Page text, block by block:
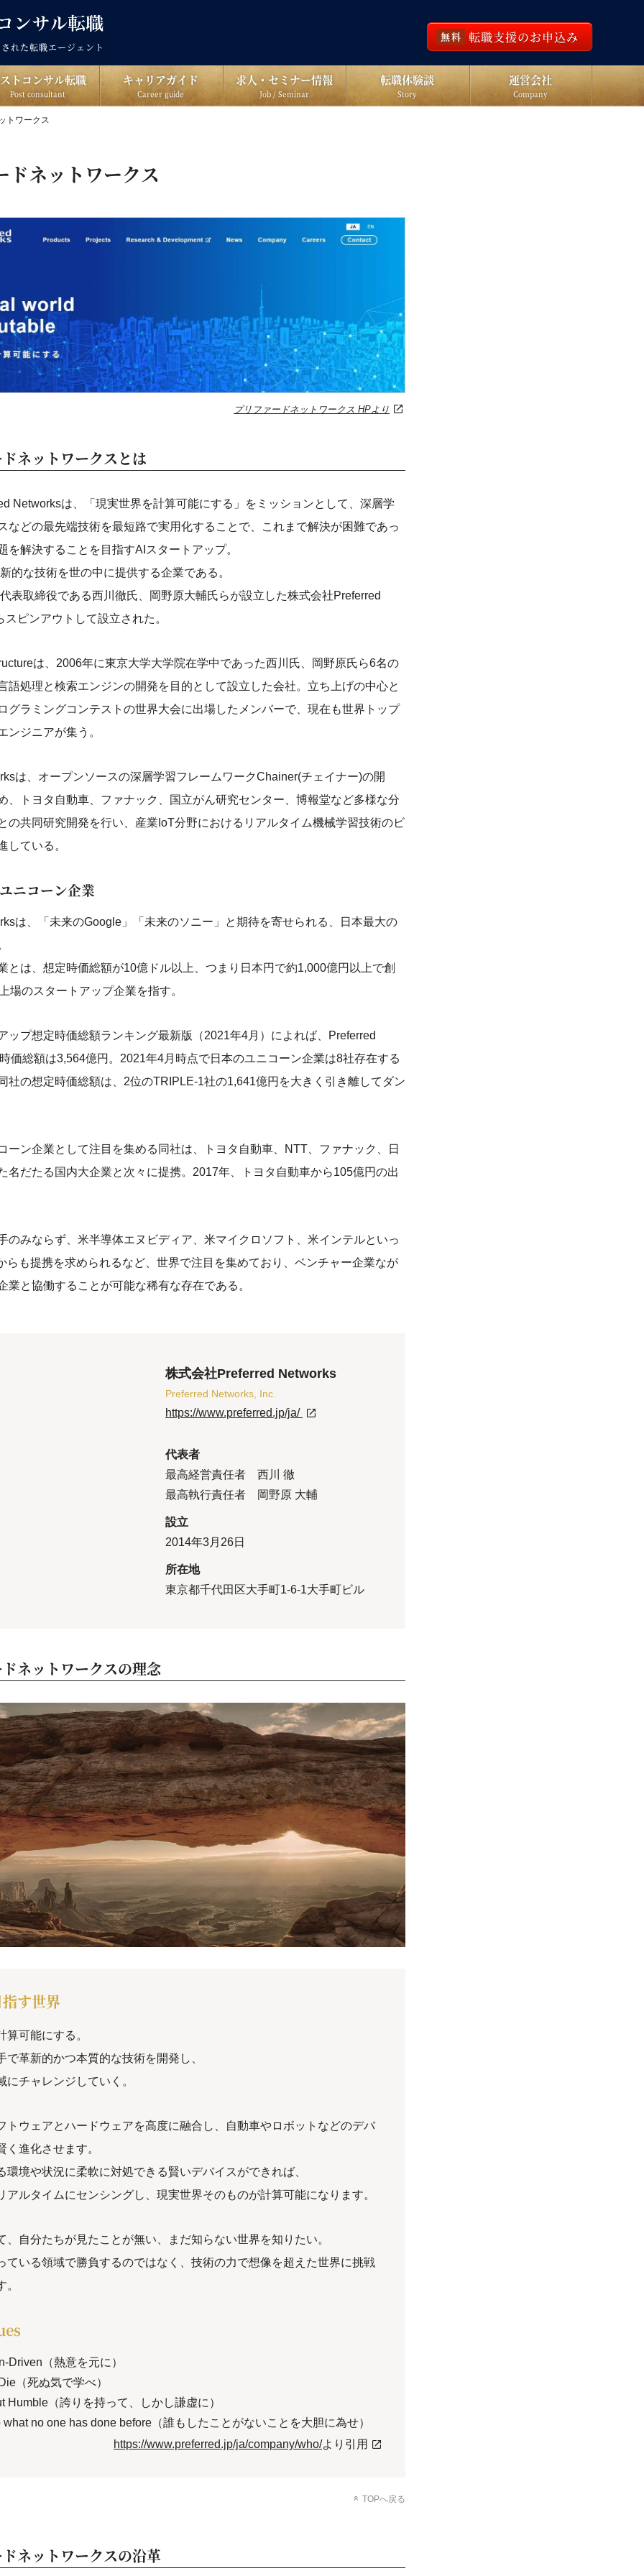
れた転職エージェント
無料 転職支援のお申込み
トコンサル転職
Post consultant
キャリアガイド
Career guide
求人・セミナー情報
Job / Seminar
転職体験談
Story
運営会社
Company
トワークス
ドネットワークス
プリファードネットワークス HPより
ネットワークスとは
Networksは、「現実世界を計算可能にする」をミッションとして、深層学
などの最先端技術を最短路で実用化することで、これまで解決が困難であっ
を解決することを目指すAIスタートアップ。
的な技術を世の中に提供する企業である。
表取締役である西川徹氏、岡野原大輔氏らが設立した株式会社Preferred
スピンアウトして設立された。
は、2006年に東京大学大学院在学中であった西川氏、岡野原氏ら6名の
語処理と検索エンジンの開発を目的として設立した会社。立ち上げの中心と
グラミングコンテストの世界大会に出場したメンバーで、現在も世界トップ
ンジニアが集う。
は、オープンソースの深層学習フレームワークChainer(チェイナー)の開
、トヨタ自動車、ファナック、国立がん研究センター、博報堂など多様な分
の共同研究開発を行い、産業IoT分野におけるリアルタイム機械学習技術のビ
している。
ニコーン企業
は、「未来のGoogle」「未来のソニー」と期待を寄せられる、日本最大の
とは、想定時価総額が10億ドル以上、つまり日本円で約1,000億円以上で創
場のスタートアップ企業を指す。
ップ想定時価総額ランキング最新版（2021年4月）によれば、Preferred
価総額は3,564億円。2021年4月時点で日本のユニコーン企業は8社存在する
社の想定時価総額は、2位のTRIPLE-1社の1,641億円を大きく引き離してダン
ーン企業として注目を集める同社は、トヨタ自動車、NTT、ファナック、日
名だたる国内大企業と次々に提携。2017年、トヨタ自動車から105億円の出
のみならず、米半導体エヌビディア、米マイクロソフト、米インテルといっ
らも提携を求められるなど、世界で注目を集めており、ベンチャー企業なが
業と協働することが可能な稀有な存在である。
株式会社Preferred Networks
Preferred Networks, Inc.
https://www.preferred.jp/ja/
代表者
最高経営責任者 西川 徹
最高執行責任者 岡野原 大輔
設立
2014年3月26日
所在地
東京都千代田区大手町1-6-1大手町ビル
ネットワークスの理念
す世界
算可能にする。
で革新的かつ本質的な技術を開発し、
にチャレンジしていく。
トウェアとハードウェアを高度に融合し、自動車やロボットなどのデバ
く進化させます。
環境や状況に柔軟に対処できる賢いデバイスができれば、
アルタイムにセンシングし、現実世界そのものが計算可能になります。
、自分たちが見たことが無い、まだ知らない世界を知りたい。
ている領域で勝負するのではなく、技術の力で想像を超えた世界に挑戦
Driven（熱意を元に）
（死ぬ気で学べ）
Humble（誇りを持って、しかし謙虚に）
no one has done before（誰もしたことがないことを大胆に為せ）
https://www.preferred.jp/ja/company/who/より引用
TOPへ戻る
ネットワークスの沿革